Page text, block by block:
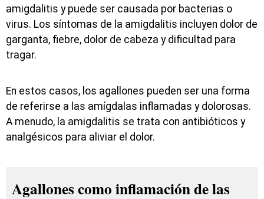
amigdalitis y puede ser causada por bacterias o
virus. Los síntomas de la amigdalitis incluyen dolor de
garganta, fiebre, dolor de cabeza y dificultad para
tragar.
En estos casos, los agallones pueden ser una forma
de referirse a las amígdalas inflamadas y dolorosas.
A menudo, la amigdalitis se trata con antibióticos y
analgésicos para aliviar el dolor.
Agallones como inflamación de las